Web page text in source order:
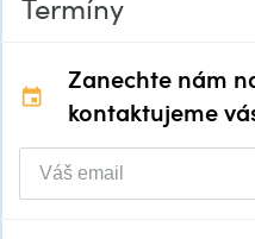
Zanechte nám
kontaktujeme